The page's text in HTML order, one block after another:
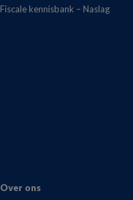
Fiscale kennisbank – Naslag
Over ons